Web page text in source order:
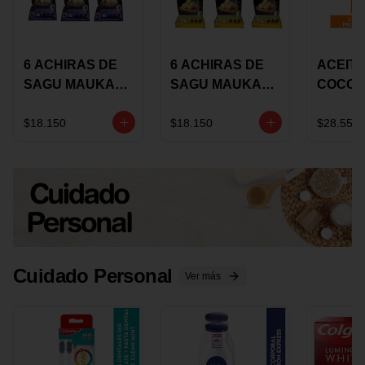
6 ACHIRAS DE
SAGU MAUKA
$18.150
6 ACHIRAS DE
SAGU MAUKA
GRS
$18.150
COCO
150G
$28.550
Cuidado Personal Ver más